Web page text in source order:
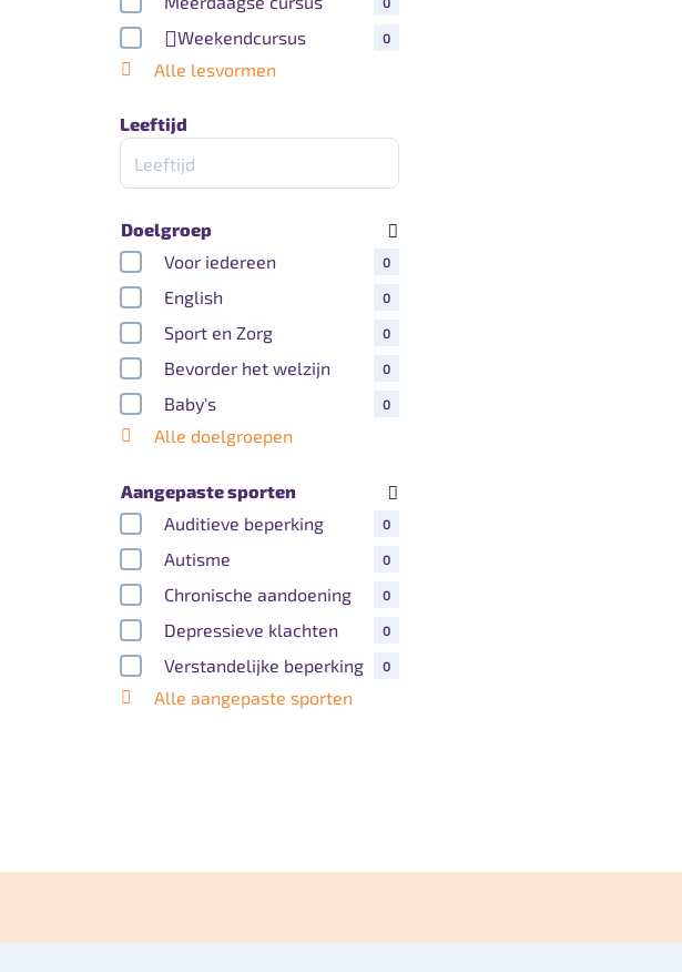
Weekendcursus 0
Alle lesvormen
Leeftijd
Doelgroep
Voor iedereen
0
English 0
Sport en Zorg 0
Bevorder het welzijn 0
Baby's 0
Alle doelgroepen
Aangepaste sporten
Auditieve beperking
0
Autisme 0
Chronische aandoening 0
Depressieve klachten 0
Verstandelijke beperking 0
Alle aangepaste sporten